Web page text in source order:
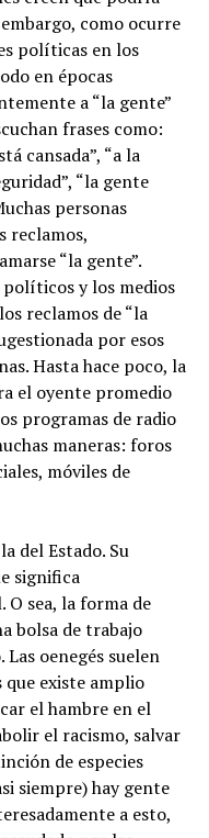
como ocurre
políticas en los
en épocas
a “la gente”
frases como:
cansada”, “a la
“la gente
personas
reclamos,
“la gente”.
y los medios
reclamos de “la
por esos
Hasta hace poco, la
el oyente promedio
programas de radio
maneras: foros
móviles de
del Estado. Su
significa
sea, la forma de
bolsa de trabajo
oenegés suelen
que existe amplio
el hambre en el
el racismo, salvar
de especies
siempre) hay gente
a esto,